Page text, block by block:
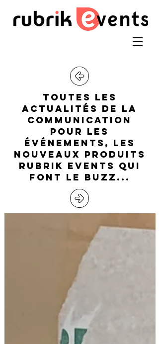
toutes les
actualitÉs de la
communication
pour les
ÉvÉnements, les
nouveaux produits
RUBRIK EVENTS qui
font le buzz...